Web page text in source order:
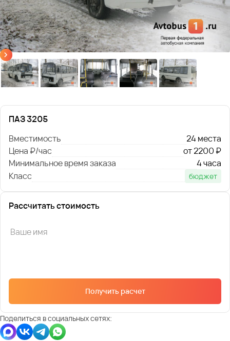
ПАЗ 3205
Вместимость
24 места
Цена ₽/час
от 2200 ₽
Минимальное время заказа
4 часа
Класс
бюджет
Рассчитать стоимость
Получить расчет
Поделиться в социальных сетях: